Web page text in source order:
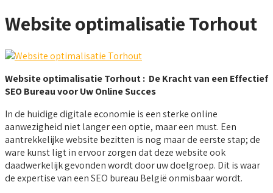
Website optimalisatie Torhout
Website optimalisatie Torhout : De Kracht van een Effectief
SEO Bureau voor Uw Online Succes
In de huidige digitale economie is een sterke online
aanwezigheid niet langer een optie, maar een must. Een
aantrekkelijke website bezitten is nog maar de eerste stap; de
ware kunst ligt in ervoor zorgen dat deze website ook
daadwerkelijk gevonden wordt door uw doelgroep. Dit is waar
de expertise van een SEO bureau België onmisbaar wordt.